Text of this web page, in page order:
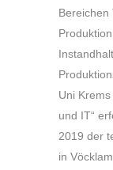
Bereichen
Uni
und IT“
2019 der
in